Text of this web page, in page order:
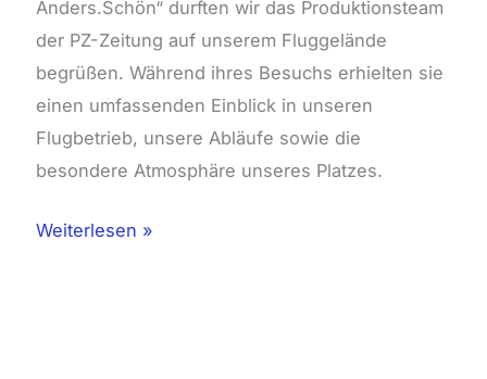
Anders.Schön“ durften wir das Produktionsteam
der PZ-Zeitung auf unserem Fluggelände
begrüßen. Während ihres Besuchs erhielten sie
einen umfassenden Einblick in unseren
Flugbetrieb, unsere Abläufe sowie die
besondere Atmosphäre unseres Platzes.
Weiterlesen »